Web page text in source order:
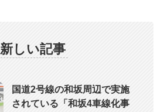
新しい記事
国道2号線の和坂周辺で実施
されている「和坂4車線化事